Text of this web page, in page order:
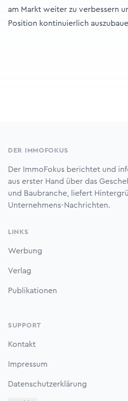
am Markt weiter zu verbessern
Position kontinuierlich
DER IMMOFOKUS
Der ImmoFokus berichtet und
aus erster Hand über das
und Baubranche, liefert
Unternehmens-Nachrichten.
LINKS
Werbung
Verlag
Publikationen
SUPPORT
Kontakt
Impressum
Datenschutzerklärung